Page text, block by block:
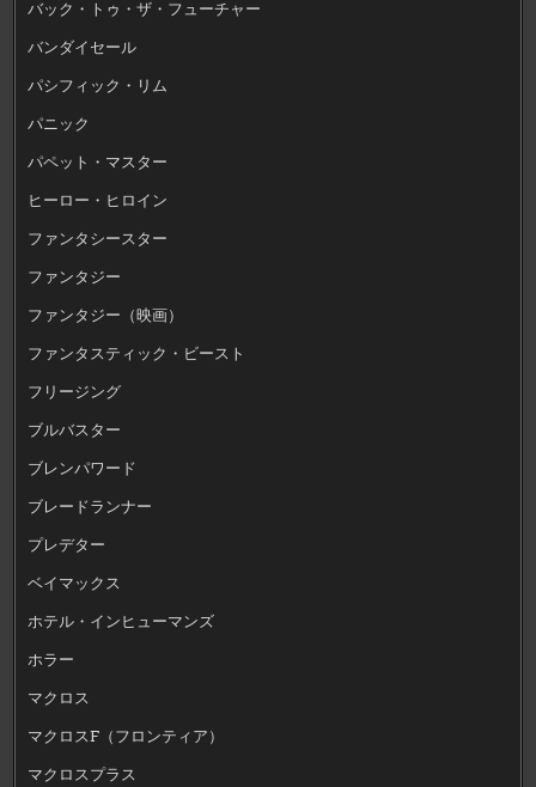
バック・トゥ・ザ・フューチャー
バンダイセール
パシフィック・リム
パニック
パペット・マスター
ヒーロー・ヒロイン
ファンタシースター
ファンタジー
ファンタジー（映画）
ファンタスティック・ビースト
フリージング
ブルバスター
ブレンパワード
ブレードランナー
プレデター
ベイマックス
ホテル・インヒューマンズ
ホラー
マクロス
マクロスF（フロンティア）
マクロスプラス